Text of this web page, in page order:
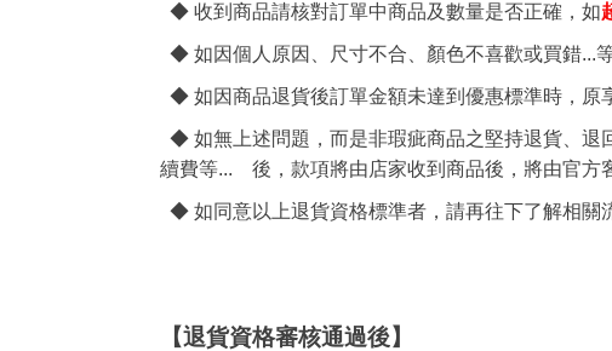
◆ 收到商品請核對訂單中商品及數量是否正確，如
◆ 如因個人原因、尺寸不合、顏色不喜歡或買錯...
◆ 如因商品退貨後訂單金額未達到優惠標準時，原
◆ 如無上述問題，而是非瑕疵商品之堅持退貨、退
續費等... 後，款項將由店家收到商品後，將由官方
◆ 如同意以上退貨資格標準者，請再往下了解相關
【退貨資格審核通過後】